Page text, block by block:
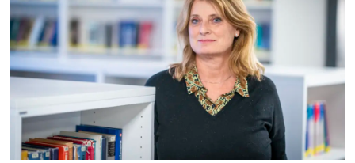
udi